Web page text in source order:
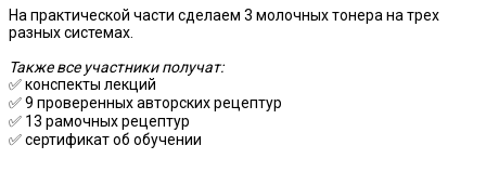
На практической части сделаем 3 молочных тонера на трех
разных системах.
Также все участники получат:
✅ конспекты лекций
✅ 9 проверенных авторских рецептур
✅ 13 рамочных рецептур
✅ сертификат об обучении